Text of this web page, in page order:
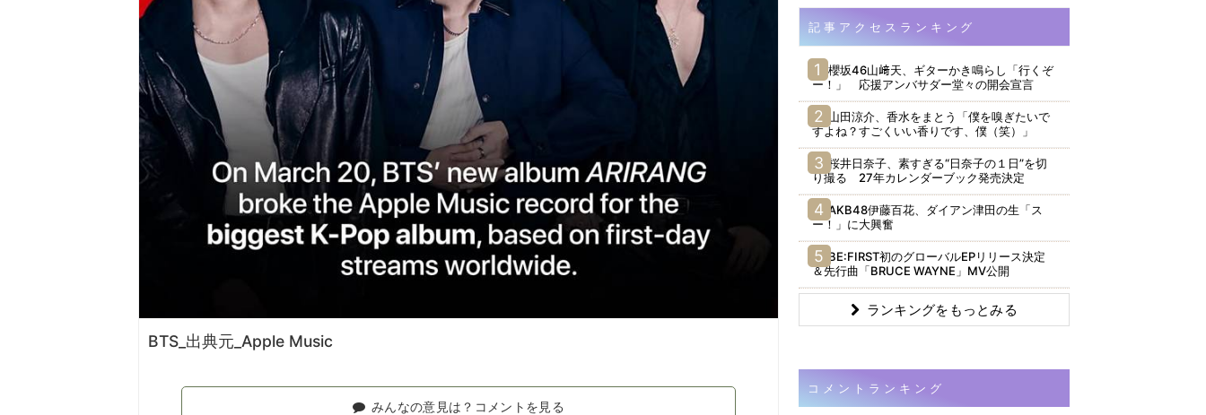
BTS_出典元_Apple Music
みんなの意見は？コメントを見る
記事アクセスランキング
櫻坂46山﨑天、ギターかき鳴らし「行くぞ
ー！」 応援アンバサダー堂々の開会宣言
山田涼介、香水をまとう「僕を嗅ぎたいで
すよね？すごくいい香りです、僕（笑）」
桜井日奈子、素すぎる“日奈子の１日”を切
り撮る 27年カレンダーブック発売決定
AKB48伊藤百花、ダイアン津田の生「ス
ー！」に大興奮
BE:FIRST初のグローバルEPリリース決定
＆先行曲「BRUCE WAYNE」MV公開
ランキングをもっとみる
コメントランキング